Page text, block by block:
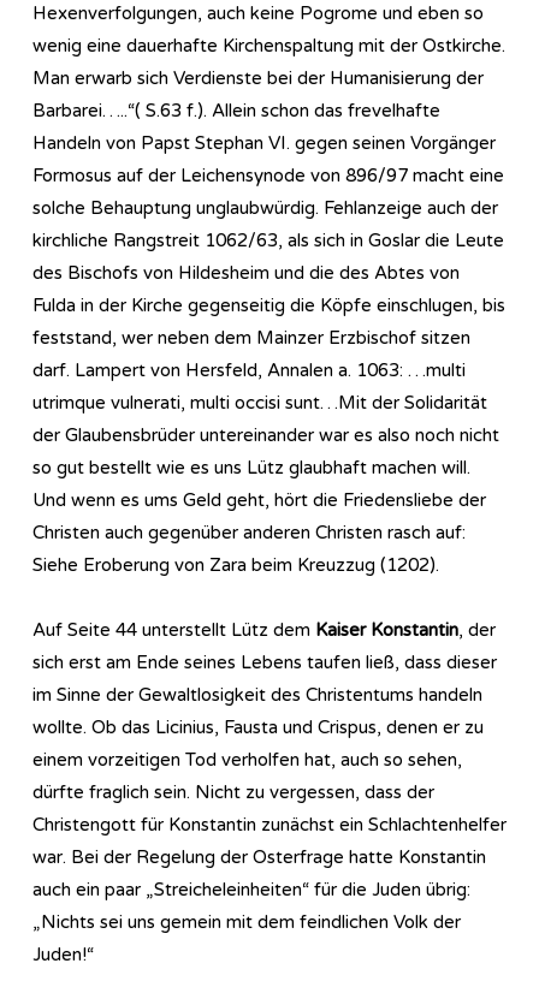
Hexenverfolgungen, auch keine Pogrome und eben so
wenig eine dauerhafte Kirchenspaltung mit der Ostkirche.
Man erwarb sich Verdienste bei der Humanisierung der
Barbarei…..“( S.63 f.). Allein schon das frevelhafte
Handeln von Papst Stephan VI. gegen seinen Vorgänger
Formosus auf der Leichensynode von 896/97 macht eine
solche Behauptung unglaubwürdig. Fehlanzeige auch der
kirchliche Rangstreit 1062/63, als sich in Goslar die Leute
des Bischofs von Hildesheim und die des Abtes von
Fulda in der Kirche gegenseitig die Köpfe einschlugen, bis
feststand, wer neben dem Mainzer Erzbischof sitzen
darf. Lampert von Hersfeld, Annalen a. 1063: …multi
utrimque vulnerati, multi occisi sunt…Mit der Solidarität
der Glaubensbrüder untereinander war es also noch nicht
so gut bestellt wie es uns Lütz glaubhaft machen will.
Und wenn es ums Geld geht, hört die Friedensliebe der
Christen auch gegenüber anderen Christen rasch auf:
Siehe Eroberung von Zara beim Kreuzzug (1202).
Auf Seite 44 unterstellt Lütz dem Kaiser Konstantin, der
sich erst am Ende seines Lebens taufen ließ, dass dieser
im Sinne der Gewaltlosigkeit des Christentums handeln
wollte. Ob das Licinius, Fausta und Crispus, denen er zu
einem vorzeitigen Tod verholfen hat, auch so sehen,
dürfte fraglich sein. Nicht zu vergessen, dass der
Christengott für Konstantin zunächst ein Schlachtenhelfer
war. Bei der Regelung der Osterfrage hatte Konstantin
auch ein paar „Streicheleinheiten“ für die Juden übrig:
„Nichts sei uns gemein mit dem feindlichen Volk der
Juden!“